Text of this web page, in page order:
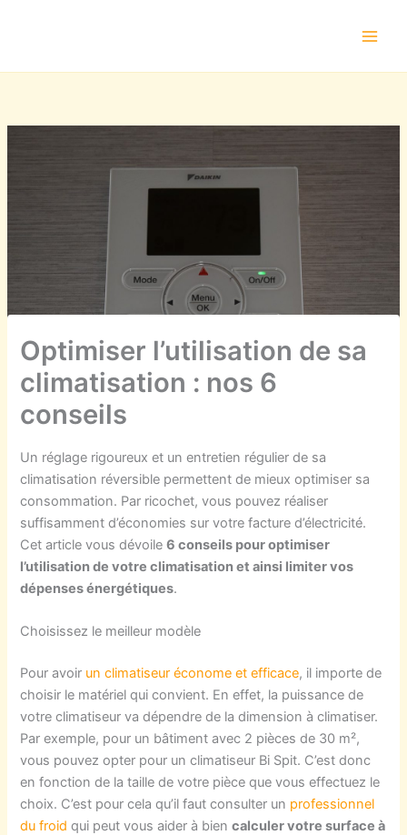
Optimiser l’utilisation de sa
climatisation : nos 6
conseils
Un réglage rigoureux et un entretien régulier de sa
climatisation réversible permettent de mieux optimiser sa
consommation. Par ricochet, vous pouvez réaliser
suffisamment d’économies sur votre facture d’électricité.
Cet article vous dévoile6 conseils pour optimiser
l’utilisation de votre climatisation et ainsi limiter vos
dépenses énergétiques.
Choisissez le meilleur modèle
Pour avoir un climatiseur économe et efficace, il importe de
choisir le matériel qui convient. En effet, la puissance de
votre climatiseur va dépendre de la dimension à climatiser.
Par exemple, pour un bâtiment avec 2 pièces de 30 m²,
vous pouvez opter pour un climatiseur Bi Spit. C’est donc
en fonction de la taille de votre pièce que vous effectuez le
choix. C’est pour cela qu’il faut consulter un professionnel
du froid qui peut vous aider à biencalculer votre surface à